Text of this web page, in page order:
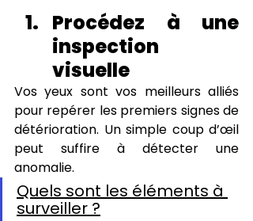
Procédez à une
inspection
visuelle
Vos yeux sont vos meilleurs alliés
pour repérer les premiers signes de
détérioration. Un simple coup d’œil
peut suffire à détecter une
anomalie.
Quels sont les éléments à
surveiller ?